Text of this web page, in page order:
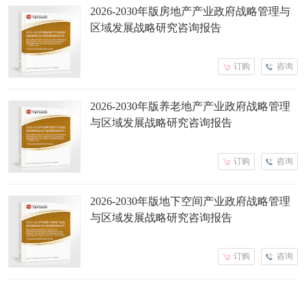
2026-2030年版房地产产业政府战略管理与
区域发展战略研究咨询报告
咨询
订购
2026-2030年版养老地产产业政府战略管理
与区域发展战略研究咨询报告
咨询
订购
2026-2030年版地下空间产业政府战略管理
与区域发展战略研究咨询报告
咨询
订购